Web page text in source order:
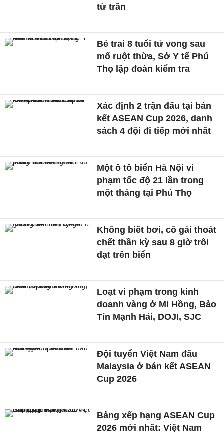
từ trần
Bé trai 8 tuổi tử vong sau
mổ ruột thừa, Sở Y tế Phú
Thọ lập đoàn kiểm tra
Xác định 2 trận đấu tại bán
kết ASEAN Cup 2026, danh
sách 4 đội đi tiếp mới nhất
Một ô tô biển Hà Nội vi
phạm tốc độ 21 lần trong
một tháng tại Phú Thọ
Không biết bơi, cô gái thoát
chết thần kỳ sau 8 giờ trôi
dạt trên biển
Loạt vi phạm trong kinh
doanh vàng ở Mi Hồng, Bảo
Tín Mạnh Hải, DOJI, SJC
Đội tuyển Việt Nam đấu
Malaysia ở bán kết ASEAN
Cup 2026
Bảng xếp hạng ASEAN Cup
2026 mới nhất: Việt Nam